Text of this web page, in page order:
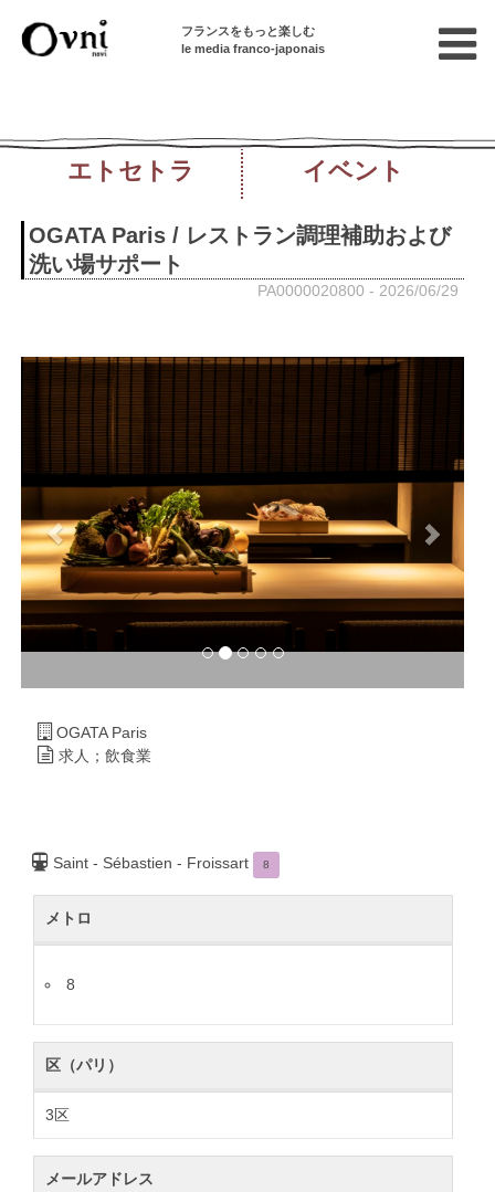
フランスをもっと楽しむ
le media franco-japonais
エトセトラ イベント
OGATA Paris / レストラン調理補助および
洗い場サポート
PA0000020800 - 2026/06/29
OGATA Paris
求人；飲食業
Saint - Sébastien - Froissart 8
メトロ
8
区（パリ）
3区
メールアドレス